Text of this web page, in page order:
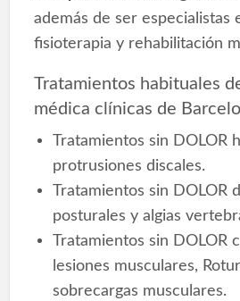
además de ser especialistas
fisioterapia y rehabilitación
Tratamientos habituales
médica clínicas de
Tratamientos sin DOLOR
protrusiones discales.
Tratamientos sin DOLOR
posturales y algias
Tratamientos sin DOLOR
lesiones musculares,
sobrecargas musculares.